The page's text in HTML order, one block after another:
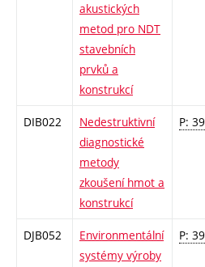
akustických
metod pro NDT
stavebních
prvků a
konstrukcí
DIB022
Nedestruktivní
diagnostické
metody
zkoušení hmot a
konstrukcí
P: 39
DJB052
Environmentální
systémy výroby
P: 39